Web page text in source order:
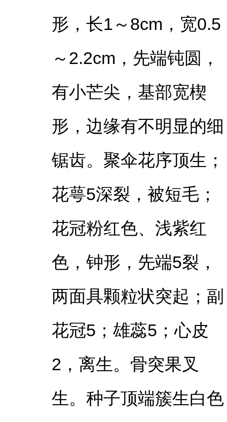
形，长1～8cm，宽0.5
～2.2cm，先端钝圆，
有小芒尖，基部宽楔
形，边缘有不明显的细
锯齿。聚伞花序顶生；
花萼5深裂，被短毛；
花冠粉红色、浅紫红
色，钟形，先端5裂，
两面具颗粒状突起；副
花冠5；雄蕊5；心皮
2，离生。骨突果叉
生。种子顶端簇生白色